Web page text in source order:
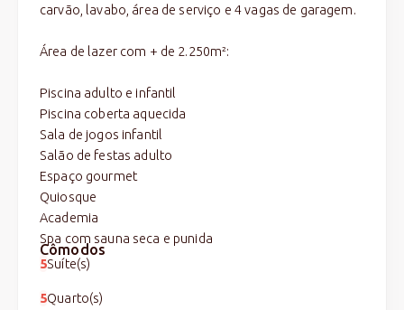
carvão, lavabo, área de serviço e 4 vagas de garagem.
Área de lazer com + de 2.250m²:
Piscina adulto e infantil
Piscina coberta aquecida
Sala de jogos infantil
Salão de festas adulto
Espaço gourmet
Quiosque
Academia
Spa com sauna seca e punida
Cômodos
5Suíte(s)
5Quarto(s)